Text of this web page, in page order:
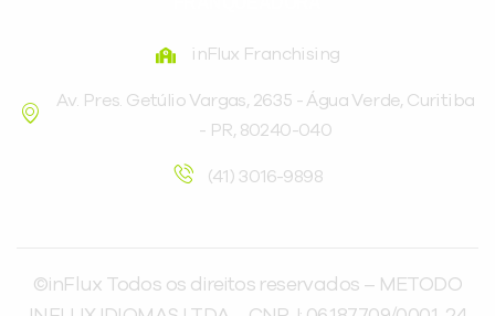
inFlux Franchising
Av. Pres. Getúlio Vargas, 2635 - Água Verde, Curitiba
- PR, 80240-040
(41) 3016-9898
©inFlux Todos os direitos reservados – METODO